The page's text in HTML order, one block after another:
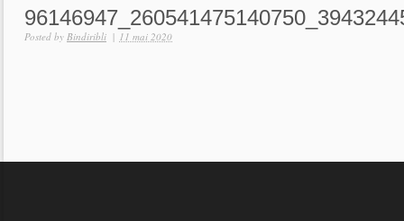
Posted by Bindiribli | 11 mai 2020